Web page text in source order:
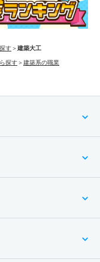
す＞建築大工
探す＞建築系の職業